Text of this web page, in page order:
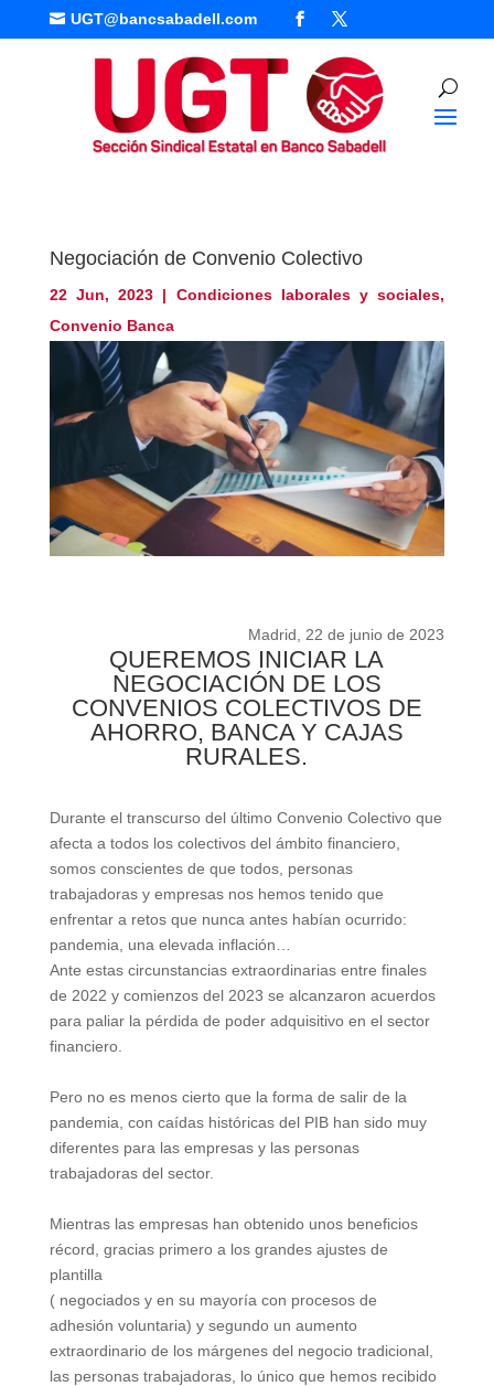
 UGT@bancsabadell.com
Negociación de Convenio Colectivo
22 Jun, 2023 | Condiciones laborales y sociales,
Convenio Banca
Madrid, 22 de junio de 2023
QUEREMOS INICIAR LA
NEGOCIACIÓN DE LOS
CONVENIOS COLECTIVOS DE
AHORRO, BANCA Y CAJAS
RURALES.
Durante el transcurso del último Convenio Colectivo que
afecta a todos los colectivos del ámbito financiero,
somos conscientes de que todos, personas
trabajadoras y empresas nos hemos tenido que
enfrentar a retos que nunca antes habían ocurrido:
pandemia,
una elevada inflación
Ante estas circunstancias extraordinarias entre finales
de 2022 y comienzos del 2023 se alcanzaron acuerdos
para paliar la pérdida de poder adquisitivo en el sector
financiero.
Pero no es menos cierto que la forma de salir de la
pandemia, con caídas históricas del PIB han sido muy
diferentes para las empresas y las personas
trabajadoras del sector.
Mientras las empresas han obtenido unos beneficios
récord gracias primero a los grandes ajustes de
plantilla
( negociados y en su mayoría con procesos de
adhesión voluntaria) y segundo un aumento
extraordinario de los márgenes del negocio tradicional,
las personas trabajadoras, lo único que hemos recibido